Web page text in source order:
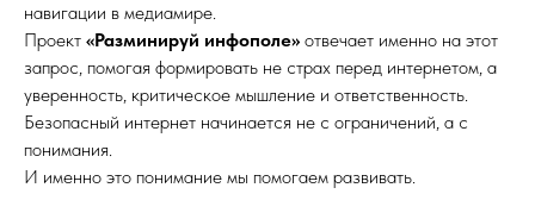
навигации в медиамире.
Проект «Разминируй инфополе» отвечает именно на этот
запрос, помогая формировать не страх перед интернетом, а
уверенность, критическое мышление и ответственность.
Безопасный интернет начинается не с ограничений, а с
понимания.
И именно это понимание мы помогаем развивать.